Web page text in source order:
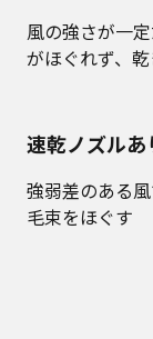
風の強さが一
がほぐれず、
速乾ノズルあ
強弱差のある
毛束をほぐす